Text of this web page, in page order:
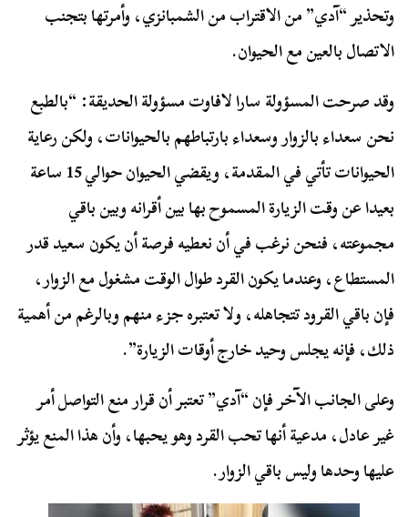
وتحذير “آدي” من الاقتراب من الشمبانزي، وأمرتها بتجنب
الاتصال بالعين مع الحيوان.
وقد صرحت المسؤولة سارا لافاوت مسؤولة الحديقة: “بالطبع
نحن سعداء بالزوار وسعداء بارتباطهم بالحيوانات، ولكن رعاية
الحيوانات تأتي في المقدمة، ويقضي الحيوان حوالي 15 ساعة
بعيدا عن وقت الزيارة المسموح بها بين أقرانه وبين باقي
مجموعته، فنحن نرغب في أن نعطيه فرصة أن يكون سعيد قدر
المستطاع، وعندما يكون القرد طوال الوقت مشغول مع الزوار،
فإن باقي القرود تتجاهله، ولا تعتبره جزء منهم وبالرغم من أهمية
ذلك، فإنه يجلس وحيد خارج أوقات الزيارة”.
وعلى الجانب الآخر فإن “آدي” تعتبر أن قرار منع التواصل أمر
غير عادل، مدعية أنها تحب القرد وهو يحبها، وأن هذا المنع يؤثر
عليها وحدها وليس باقي الزوار.